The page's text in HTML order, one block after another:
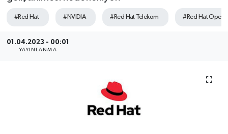
#Red Hat #NVIDIA #Red Hat Telekom #Red Hat
01.04.2023 - 00:01
YAYINLANMA